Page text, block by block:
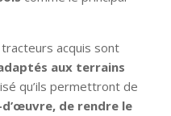
acquis sont
aux terrains
qu’ils permettront de
de rendre le